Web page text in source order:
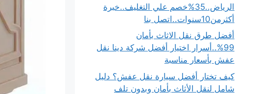
الرياض..35%خصم علي التغليف..خبرة
أكثرمن10سنوات..اتصل بنا
أفضل طرق نقل الاثاث بأمان
99%..أسرار اختيار أفضل شركة دينا نقل
عفش بأسعار مناسبة
كيف تختار أفضل سيارة نقل عفش؟ دليل
شامل لنقل الأثاث بأمان وبدون تلف